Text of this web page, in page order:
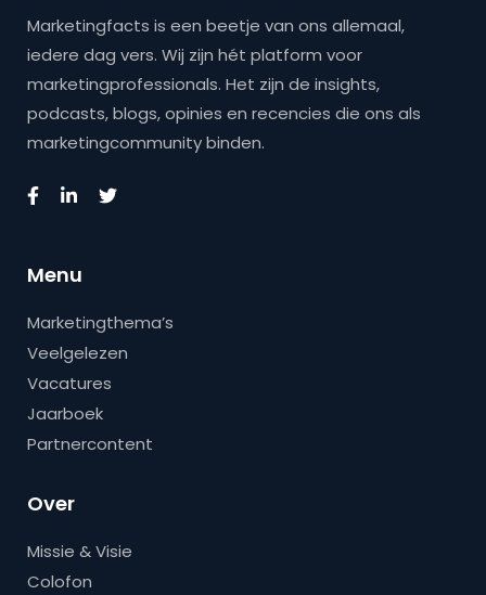
Marketingfacts is een beetje van ons allemaal,
iedere dag vers. Wij zijn hét platform voor
marketingprofessionals. Het zijn de insights,
podcasts, blogs, opinies en recencies die ons als
marketingcommunity binden.
Menu
Marketingthema’s
Veelgelezen
Vacatures
Jaarboek
Partnercontent
Over
Missie & Visie
Colofon